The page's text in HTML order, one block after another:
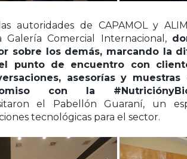
autoridades de CAPAMOL y
Comercial Internacional,
sobre los demás, marcando la
punto de encuentro con
asesorías y
con la
el Pabellón Guaraní, un
tecnológicas para el sector.